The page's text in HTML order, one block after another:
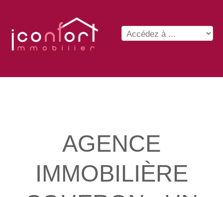
AGENCE
IMMOBILIÈRE